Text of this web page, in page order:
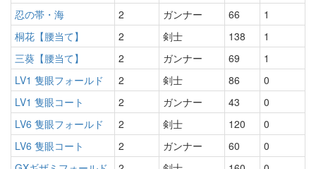
忍の帯・海
2 ガンナー 66
1
桐花【腰当て】
2 剣士 138
1
三葵【腰当て】
2 ガンナー 69
1
LV1 隻眼フォールド
2 剣士 86
0
LV1 隻眼コート
2 ガンナー 43
0
LV6 隻眼フォールド
2 剣士 120
0
LV6 隻眼コート
2 ガンナー 60
0